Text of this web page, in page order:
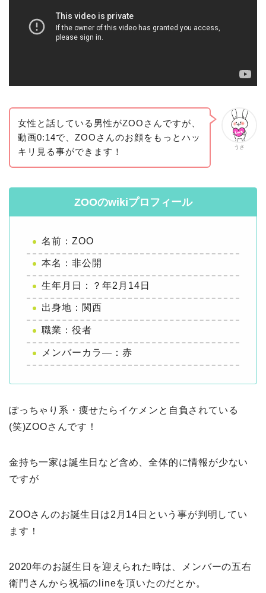
うさ
女性と話している男性がZOOさんですが、
動画0:14で、ZOOさんのお顔をもっとハッ
キリ見る事ができます！
ZOOのwikiプロフィール
名前：ZOO
本名：非公開
生年月日：？年2月14日
出身地：関西
職業：役者
メンバーカラ―：赤
ぽっちゃり系・痩せたらイケメンと自負されている
(笑)ZOOさんです！
金持ち一家は誕生日など含め、全体的に情報が少ない
ですが
ZOOさんのお誕生日は2月14日という事が判明してい
ます！
2020年のお誕生日を迎えられた時は、メンバーの五右
衛門さんから祝福のlineを頂いたのだとか。